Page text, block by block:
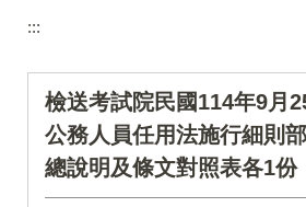
:::
檢送考試院民國114年9月
公務人員任用法施行細則
總說明及條文對照表各1份